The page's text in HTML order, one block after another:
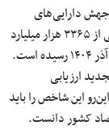
جهش دارایی‌های
خارجی شبکه بانکی. خالص دارایی‌های خارجی شبکه بانکی از ۳۳۶۵ هزار میلیارد
تومان در آذر ۱۴۰۳ به بیش از ۵۰۴۰ هزار میلیارد تومان در آذر ۱۴۰۴ رسیده است.
ارزیابی
این شاخص را باید
کشور دانست.